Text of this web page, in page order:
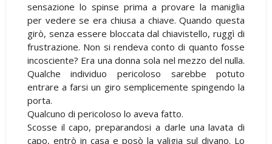
sensazione lo spinse prima a provare la maniglia
per vedere se era chiusa a chiave. Quando questa
girò, senza essere bloccata dal chiavistello, ruggì di
frustrazione. Non si rendeva conto di quanto fosse
incosciente? Era una donna sola nel mezzo del nulla.
Qualche individuo pericoloso sarebbe potuto
entrare a farsi un giro semplicemente spingendo la
porta.
Qualcuno di pericoloso lo aveva fatto.
Scosse il capo, preparandosi a darle una lavata di
capo, entrò in casa e posò la valigia sul divano. Lo